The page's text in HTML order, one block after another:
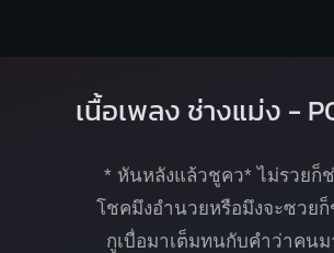
เนื้อเพลง ช่างแม่ง -
* หันหลังแล้วชูคว* ไม่รวยก็
โชคมึงอำนวยหรือมึงจะซวยก็
กูเบื่อมาเต็มทนกับคำว่าคนม